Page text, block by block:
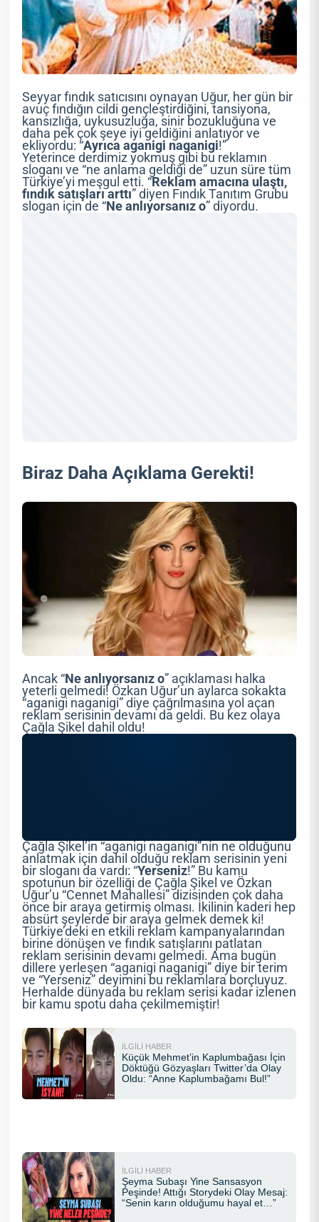
Seyyar fındık satıcısını oynayan Uğur, her gün bir
avuç fındığın cildi gençleştirdiğini, tansiyona,
kansızlığa, uykusuzluğa, sinir bozukluğuna ve
daha pek çok şeye iyi geldiğini anlatıyor ve
ekliyordu: “Ayrıca aganigi naganigi!”
Yeterince derdimiz yokmuş gibi bu reklamın
sloganı ve “ne anlama geldiği de” uzun süre tüm
Türkiye’yi meşgul etti. “Reklam amacına ulaştı,
fındık satışları arttı” diyen Fındık Tanıtım Grubu
slogan için de “Ne anlıyorsanız o” diyordu.
Biraz Daha Açıklama Gerekti!
Ancak “Ne anlıyorsanız o” açıklaması halka
yeterli gelmedi! Özkan Uğur’un aylarca sokakta
“aganigi naganigi” diye çağrılmasına yol açan
reklam serisinin devamı da geldi. Bu kez olaya
Çağla Şikel dahil oldu!
Çağla Şikel’in “aganigi naganigi”nin ne olduğunu
anlatmak için dahil olduğu reklam serisinin yeni
bir sloganı da vardı: “Yerseniz!” Bu kamu
spotunun bir özelliği de Çağla Şikel ve Özkan
Uğur’u “Cennet Mahallesi” dizisinden çok daha
önce bir araya getirmiş olması. İkilinin kaderi hep
absürt şeylerde bir araya gelmek demek ki!
Türkiye’deki en etkili reklam kampanyalarından
birine dönüşen ve fındık satışlarını patlatan
reklam serisinin devamı gelmedi. Ama bugün
dillere yerleşen “aganigi naganigi” diye bir terim
ve “Yerseniz” deyimini bu reklamlara borçluyuz.
Herhalde dünyada bu reklam serisi kadar izlenen
bir kamu spotu daha çekilmemiştir!